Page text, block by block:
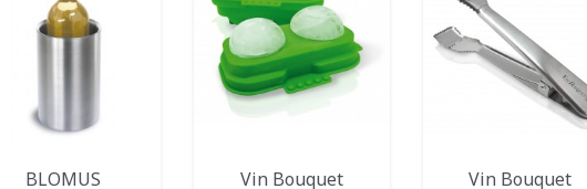
BLOMUS
Vin Bouquet
Vin Bouquet